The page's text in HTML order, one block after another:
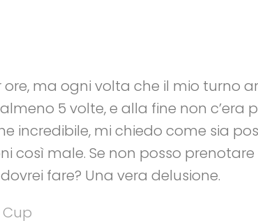
ore, ma ogni volta che il mio turno
5 volte, e alla fine non c’era
incredibile, mi chiedo come sia
così male. Se non posso prenotare
fare? Una vera delusione.
Cup